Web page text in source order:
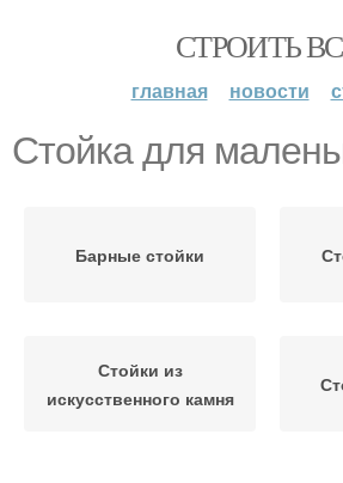
СТРОИТЬ
главная новости
Стойка для
Барные стойки
Стойки из
искусственного камня